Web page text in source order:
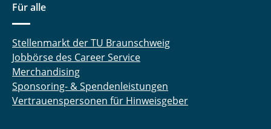
Für alle
Stellenmarkt der TU Braunschweig
Jobbörse des Career Service
Merchandising
Sponsoring- & Spendenleistungen
Vertrauenspersonen für Hinweisgeber